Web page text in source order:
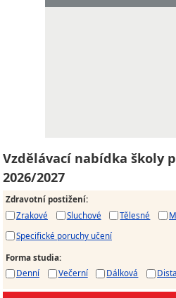
Vzdělávací nabídka školy
2026/2027
Zdravotní postižení:
Zrakové
Sluchové Tělesné
Specifické poruchy učení
Forma studia:
Denní
Večerní Dálková